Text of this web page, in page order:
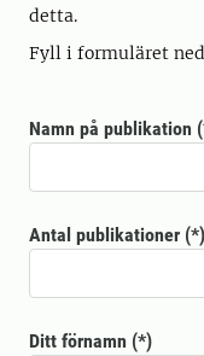
detta.
Fyll i formuläret
Namn på publikation
Antal publikationer
Ditt förnamn